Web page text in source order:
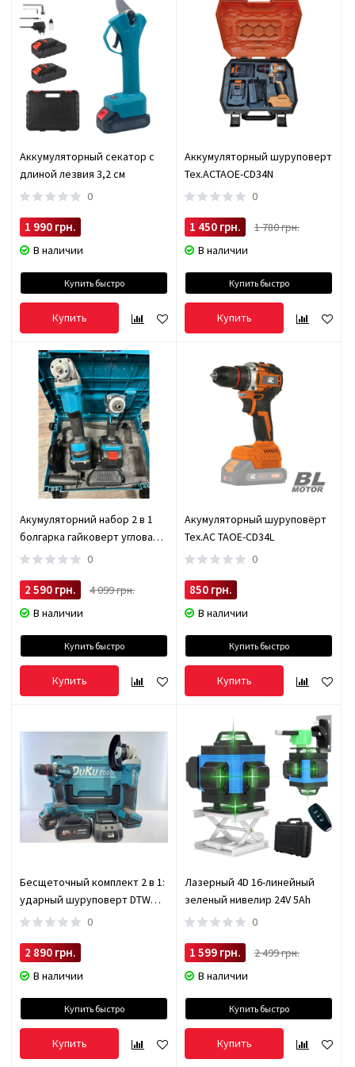
Аккумуляторный секатор с
длиной лезвия 3,2 см
0
1 990 грн.
В наличии
Купить быстро
Купить
Аккумуляторный шуруповерт
Tex.ACTAOE-CD34N
0
1 450 грн.
1 780 грн.
В наличии
Купить быстро
Купить
Акумуляторний набор 2 в 1
болгарка гайковерт угловая
(турбинка) 21V 4Ah
0
2 590 грн.
4 099 грн.
В наличии
Купить быстро
Купить
Акумуляторный шуруповёрт
Tex.AC TAOE-CD34L
0
850 грн.
В наличии
Купить быстро
Купить
Бесщеточный комплект 2 в 1:
ударный шуруповерт DTW
488 и угловая шлифмашина
0
2 890 грн.
В наличии
Купить быстро
Купить
Лазерный 4D 16-линейный
зеленый нивелир 24V 5Ah
0
1 599 грн.
2 499 грн.
В наличии
Купить быстро
Купить